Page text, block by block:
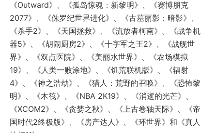
《Outward》、《孤岛惊魂：新黎明》、《赛博朋克
2077》、《侏罗纪世界进化》、《古墓丽影：暗影》、
《杀手2》、《天国拯救》、《流放者柯南》。《战争机
器5》、《胡闹厨房2》、《十字军之王2》、《战舰世
界》、《双点医院》、《美丽水世界》、《农场模拟
19》、《人类一败涂地》、《饥荒联机版》、《辐射
4》、《神之浩劫》、《猎人：荒野的召唤》、《恐怖黎
明》、《木筏》、《NBA 2K19》、《消逝的光芒》、
《XCOM2》、《贪婪之秋》、《上古卷轴天际》、《帝
国时代2终极版》、《房产达人》、《环世界》和《真人